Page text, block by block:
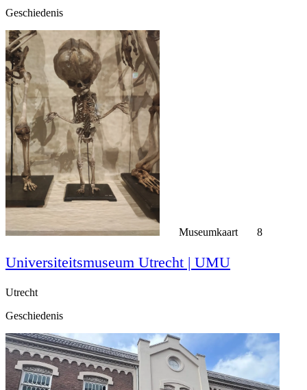
Geschiedenis
Museumkaart 8
Universiteitsmuseum Utrecht | UMU
Utrecht
Geschiedenis